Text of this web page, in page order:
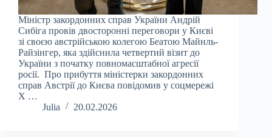
Міністр закордонних справ України Андрій
Сибіга провів двосторонні переговори у Києві
зі своєю австрійською колегою Беатою Майнль-
Райзінгер, яка здійснила четвертий візит до
України з початку повномасштабної агресії
росії. Про прибуття міністерки закордонних
справ Австрії до Києва повідомив у соцмережі
X …
Julia
20.02.2026